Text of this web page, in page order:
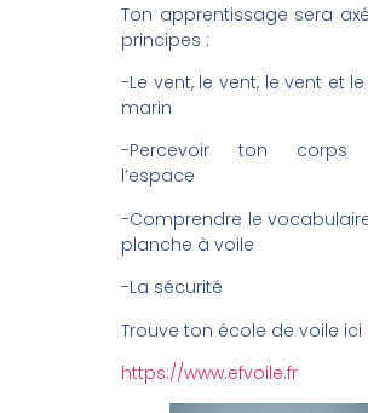
Ton apprentissage sera
principes :
-Le vent, le vent, le vent et
marin
-Percevoir ton corps
l’espace
-Comprendre le
planche à voile
-La sécurité
Trouve ton école de voile ici :
https://www.efvoile.fr